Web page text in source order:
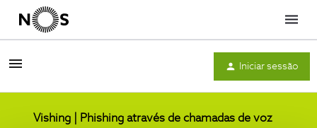
Menu
Iniciar sessão
Vishing | Phishing através de chamadas de voz